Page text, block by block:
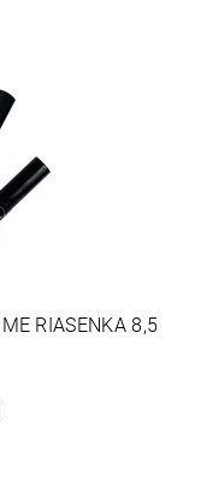
RIASENKA 8,5